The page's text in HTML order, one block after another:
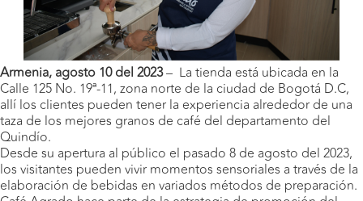
Armenia, agosto 10 del 2023– La tienda está ubicada en la
Calle 125 No. 19ª-11, zona norte de la ciudad de Bogotá D.C,
allí los clientes pueden tener la experiencia alrededor de una
taza de los mejores granos de café del departamento del
Quindío.
Desde su apertura al público el pasado 8 de agosto del 2023,
los visitantes pueden vivir momentos sensoriales a través de la
elaboración de bebidas en variados métodos de preparación.